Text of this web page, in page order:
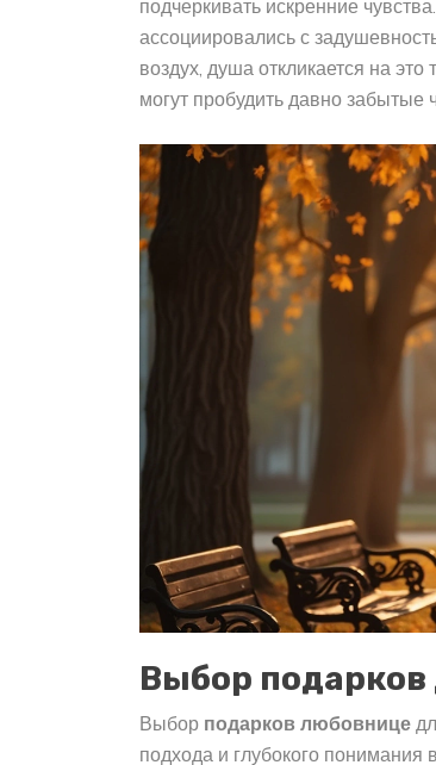
подчеркивать искренние
ассоциировались с
воздух, душа откликается на
могут пробудить давно забытые
Выбор подарков
Выбор подарков любовнице
подхода и глубокого